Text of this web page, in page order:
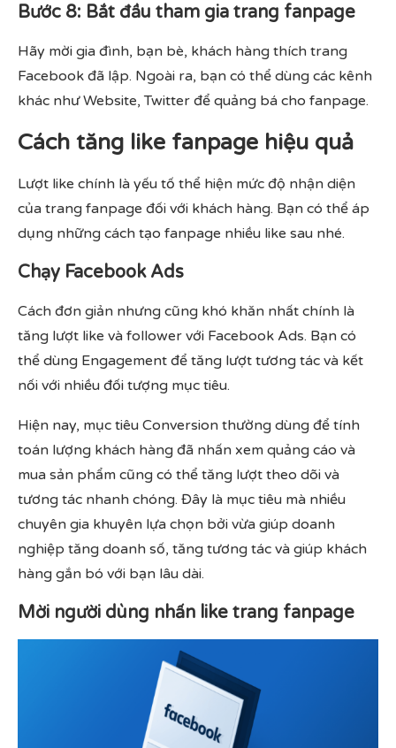
Bước 8: Bắt đầu tham gia trang fanpage
Hãy mời gia đình, bạn bè, khách hàng thích trang
Facebook đã lập. Ngoài ra, bạn có thể dùng các kênh
khác như Website, Twitter để quảng bá cho fanpage.
Cách tăng like fanpage hiệu quả
Lượt like chính là yếu tố thể hiện mức độ nhận diện
của trang fanpage đối với khách hàng. Bạn có thể áp
dụng những cách tạo fanpage nhiều like sau nhé.
Chạy Facebook Ads
Cách đơn giản nhưng cũng khó khăn nhất chính là
tăng lượt like và follower với Facebook Ads. Bạn có
thể dùng Engagement để tăng lượt tương tác và kết
nối với nhiều đối tượng mục tiêu.
Hiện nay, mục tiêu Conversion thường dùng để tính
toán lượng khách hàng đã nhấn xem quảng cáo và
mua sản phẩm cũng có thể tăng lượt theo dõi và
tương tác nhanh chóng. Đây là mục tiêu mà nhiều
chuyên gia khuyên lựa chọn bởi vừa giúp doanh
nghiệp tăng doanh số, tăng tương tác và giúp khách
hàng gắn bó với bạn lâu dài.
Mời người dùng nhấn like trang fanpage